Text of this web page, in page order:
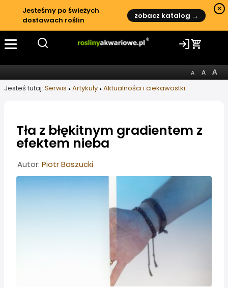
Jesteśmy po świeżych
dostawach roślin
zobacz katalog →
×
Jesteś tutaj: Serwis Artykuły Aktualności i ciekawostki
Tła z błękitnym gradientem z
efektem nieba
Informacje o artykule
Autor: Piotr Baszucki